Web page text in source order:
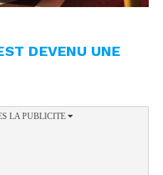
DEVENU UNE